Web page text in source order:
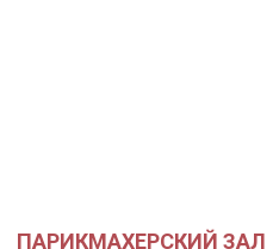
ПАРИКМАХЕРСКИЙ ЗАЛ